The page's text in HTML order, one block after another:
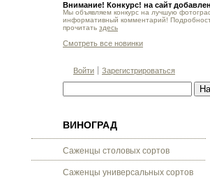
Внимание! Конкурс! на сайт
Мы объявляем конкурс на лучшую
информативный комментарий!
прочитать здесь
Смотреть все новинки
Войти Зарегистрироваться
ВИНОГРАД
Саженцы столовых сортов
Саженцы универсальных сортов